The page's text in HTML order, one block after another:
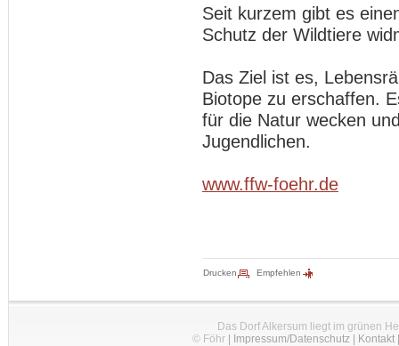
Seit kurzem gibt es
Schutz der Wildtiere
Das Ziel ist es,
Biotope zu erschaffen.
für die Natur wecken
Jugendlichen.
www.ffw-foehr.de
Drucken Empfehlen
Das Dorf Alkersum liegt im grünen
© Föhr| Impressum/Datenschutz| Kontakt